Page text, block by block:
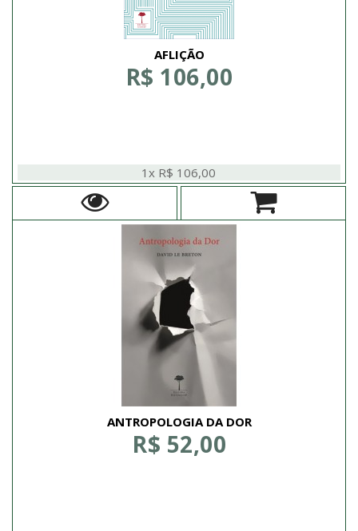
AFLIÇÃO
R$ 106,00
1x R$ 106,00
ANTROPOLOGIA DA DOR
R$ 52,00